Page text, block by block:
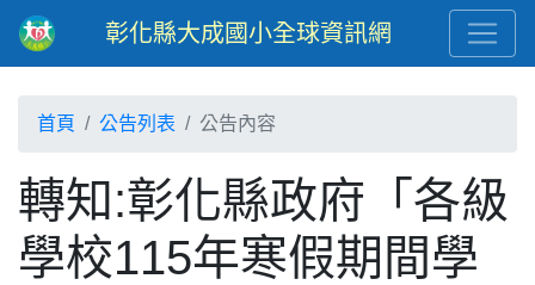
彰化縣大成國小全球資訊網
首頁 公告列表 公告內容
轉知:彰化縣政府「各級
學校115年寒假期間學